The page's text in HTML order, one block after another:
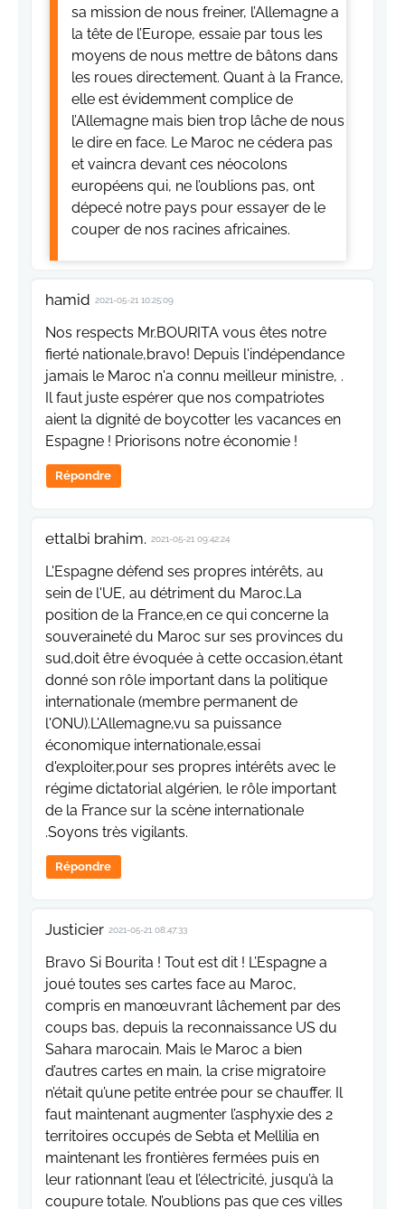
sa mission de nous freiner, l’Allemagne a
la tête de l’Europe, essaie par tous les
moyens de nous mettre de bâtons dans
les roues directement. Quant à la France,
elle est évidemment complice de
l’Allemagne mais bien trop lâche de nous
le dire en face. Le Maroc ne cédera pas
et vaincra devant ces néocolons
européens qui, ne l’oublions pas, ont
dépecé notre pays pour essayer de le
couper de nos racines africaines.
hamid 2021-05-21 10:25:09
Nos respects Mr.BOURITA vous êtes notre
fierté nationale,bravo! Depuis l'indépendance
jamais le Maroc n'a connu meilleur ministre, .
Il faut juste espérer que nos compatriotes
aient la dignité de boycotter les vacances en
Espagne ! Priorisons notre économie !
Répondre
ettalbi brahim. 2021-05-21 09:42:24
L'Espagne défend ses propres intérêts, au
sein de l'UE, au détriment du Maroc.La
position de la France,en ce qui concerne la
souveraineté du Maroc sur ses provinces du
sud,doit être évoquée à cette occasion,étant
donné son rôle important dans la politique
internationale (membre permanent de
l'ONU).L'Allemagne,vu sa puissance
économique internationale,essai
d'exploiter,pour ses propres intérêts avec le
régime dictatorial algérien, le rôle important
de la France sur la scène internationale
.Soyons très vigilants.
Répondre
Justicier 2021-05-21 08:47:33
Bravo Si Bourita ! Tout est dit ! L’Espagne a
joué toutes ses cartes face au Maroc,
compris en manœuvrant lâchement par des
coups bas, depuis la reconnaissance US du
Sahara marocain. Mais le Maroc a bien
d’autres cartes en main, la crise migratoire
n’était qu’une petite entrée pour se chauffer. Il
faut maintenant augmenter l’asphyxie des 2
territoires occupés de Sebta et Mellilia en
maintenant les frontières fermées puis en
leur rationnant l’eau et l’électricité, jusqu’à la
coupure totale. N’oublions pas que ces villes